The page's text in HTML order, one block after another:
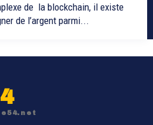
de la blockchain, il existe
de l’argent parmi...